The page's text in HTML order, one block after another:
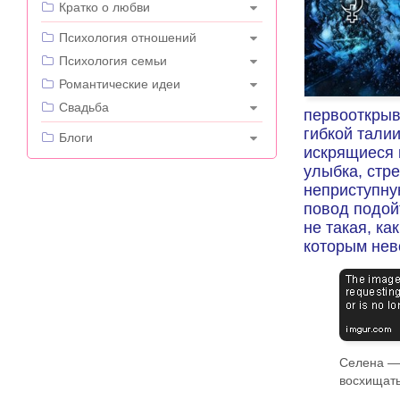
гибкой
искрящиеся
улыбка,
повод
не такая,
которым
Селена —
Кратко о любви
---
Психология отношений
Психология семьи
Романтические идеи
Свадьба
---
Блоги